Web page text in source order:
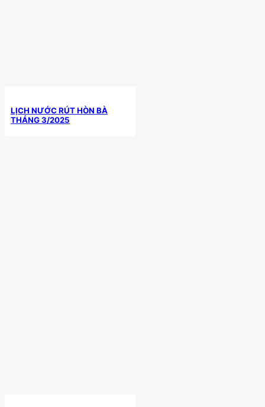
LỊCH NƯỚC RÚT HÒN BÀ
THÁNG 3/2025